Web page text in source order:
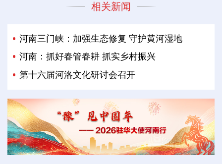
相关新闻
河南三门峡：加强生态修复 守护黄河湿地
河南：抓好春管春耕 抓实乡村振兴
第十六届河洛文化研讨会召开